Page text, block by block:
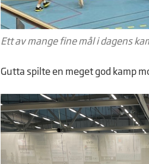
Ett av mange fine mål i dagens
Gutta spilte en meget god kamp